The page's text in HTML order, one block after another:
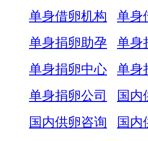
单身借卵机构
单身
单身捐卵助孕
单身
单身捐卵中心
单身
单身捐卵公司
国内
国内供卵咨询
国内